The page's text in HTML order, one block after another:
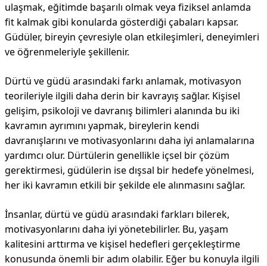
ulaşmak, eğitimde başarılı olmak veya fiziksel anlamda
fit kalmak gibi konularda gösterdiği çabaları kapsar.
Güdüler, bireyin çevresiyle olan etkileşimleri, deneyimleri
ve öğrenmeleriyle şekillenir.
Dürtü ve güdü arasındaki farkı anlamak, motivasyon
teorileriyle ilgili daha derin bir kavrayış sağlar. Kişisel
gelişim, psikoloji ve davranış bilimleri alanında bu iki
kavramın ayrımını yapmak, bireylerin kendi
davranışlarını ve motivasyonlarını daha iyi anlamalarına
yardımcı olur. Dürtülerin genellikle içsel bir çözüm
gerektirmesi, güdülerin ise dışsal bir hedefe yönelmesi,
her iki kavramın etkili bir şekilde ele alınmasını sağlar.
İnsanlar, dürtü ve güdü arasındaki farkları bilerek,
motivasyonlarını daha iyi yönetebilirler. Bu, yaşam
kalitesini arttırma ve kişisel hedefleri gerçekleştirme
konusunda önemli bir adım olabilir. Eğer bu konuyla ilgili